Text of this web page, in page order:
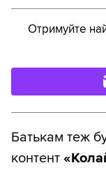
Отримуйте
Батькам теж
контент